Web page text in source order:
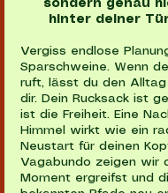
sondern genau
hinter deiner
Vergiss endlose
Sparschweine. Wenn
ruft, lässt du den
dir. Dein Rucksack ist
ist die Freiheit. Eine
Himmel wirkt wie ein
Neustart für deinen
Vagabundo zeigen wir
Moment ergreifst und